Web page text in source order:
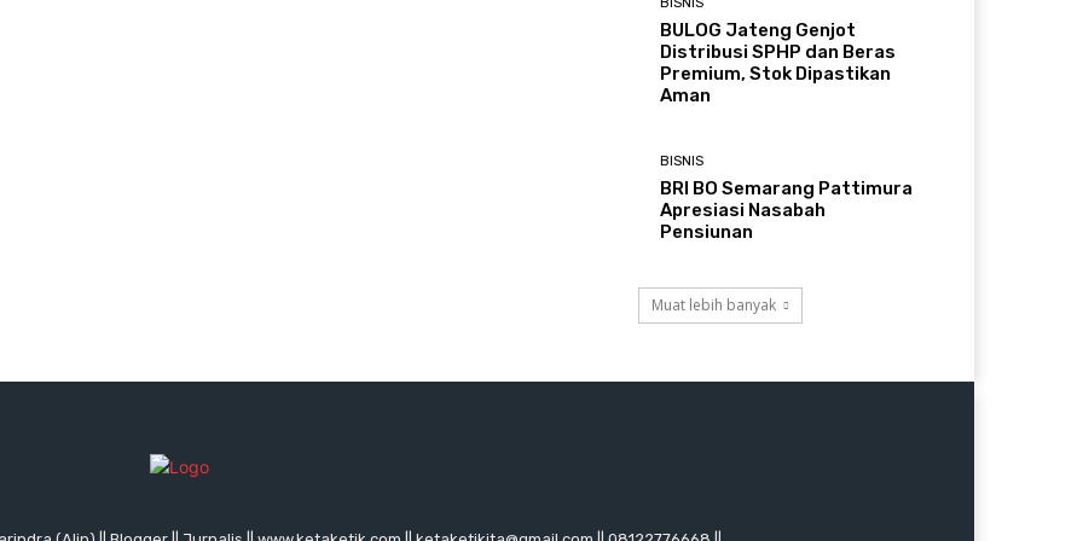
BISNIS
BULOG Jateng Genjot
Distribusi SPHP dan Beras
Premium, Stok Dipastikan
Aman
BISNIS
BRI BO Semarang Pattimura
Apresiasi Nasabah
Pensiunan
Muat lebih banyak